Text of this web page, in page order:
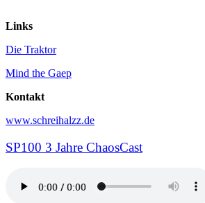
Links
Die Traktor
Mind the Gaep
Kontakt
www.schreihalzz.de
SP100 3 Jahre ChaosCast